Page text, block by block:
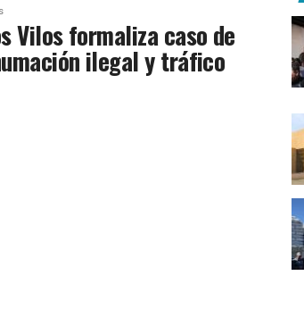
Vilos formaliza caso de
ilegal y tráfico